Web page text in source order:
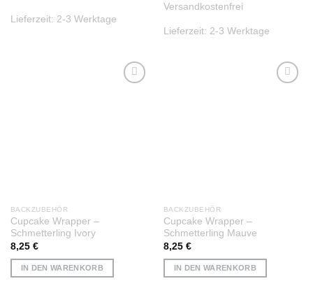
Lieferzeit: 2-3 Werktage
Versandkostenfrei
Lieferzeit: 2-3 Werktage
BACKZUBEHÖR
Cupcake Wrapper –
Schmetterling Ivory
8,25 €
IN DEN WARENKORB
BACKZUBEHÖR
Cupcake Wrapper –
Schmetterling Mauve
8,25 €
IN DEN WARENKORB